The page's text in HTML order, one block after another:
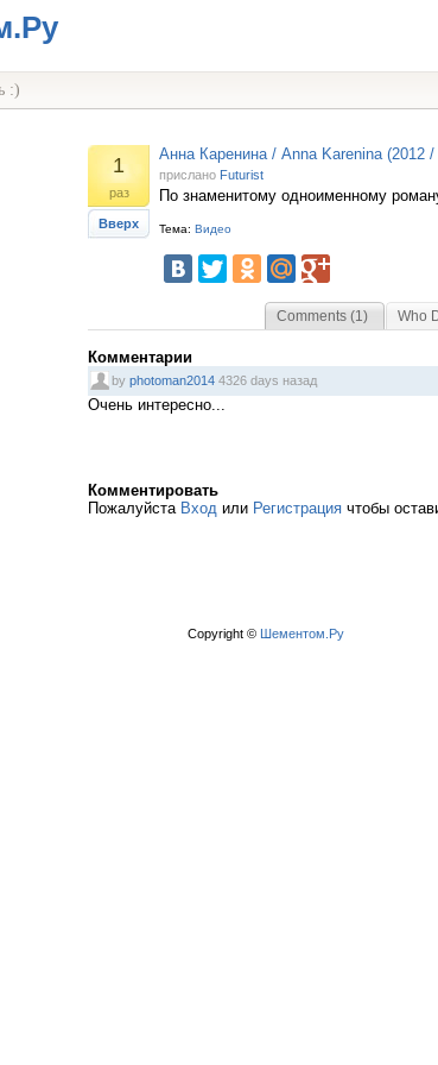
:)
1
раз
Вверх
Анна Каренина / Anna Karenina (2012 /
прислано Futurist
По знаменитому одноименному
Тема: Видео
Comments (1) Who
Комментарии
by photoman2014 4326 days назад
Очень интересно...
Комментировать
Пожалуйста Вход или Регистрация чтобы
Copyright © Шементом.Ру